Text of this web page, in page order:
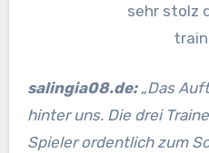
sehr stolz
salingia08.de: „Das
hinter uns. Die drei
Spieler ordentlich zum